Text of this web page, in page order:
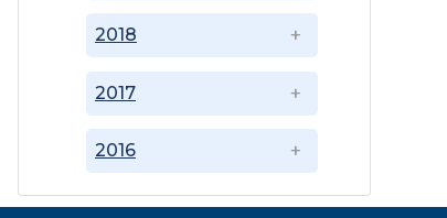
2016
2017
2018